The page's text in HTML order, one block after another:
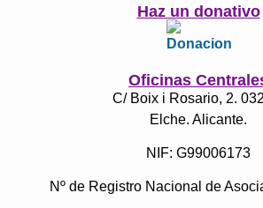
Haz un donativo
Oficinas
C/ Boix i Rosario, 2.
Elche. Alicante.
NIF: G99006173
Nº de Registro Nacional de